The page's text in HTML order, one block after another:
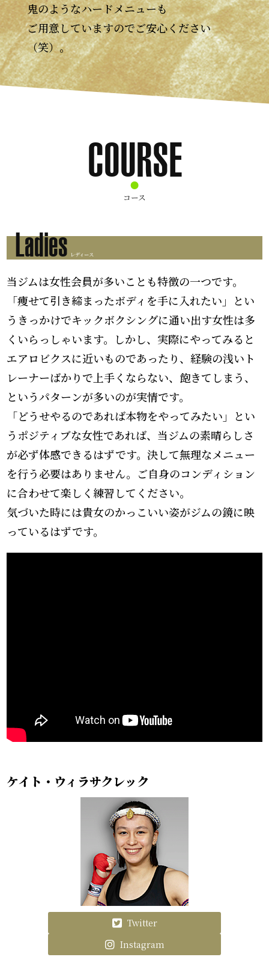
鬼のようなハードメニューも
ご用意していますのでご安心ください
（笑）。
COURSE
コース
Ladies
レディース
当ジムは女性会員が多いことも特徴の一つです。
「痩せて引き締まったボディを手に入れたい」とい
うきっかけでキックボクシングに通い出す女性は多
くいらっしゃいます。しかし、実際にやってみると
エアロビクスに近いものであったり、経験の浅いト
レーナーばかりで上手くならない、飽きてしまう、
というパターンが多いのが実情です。
「どうせやるのであれば本物をやってみたい」とい
うポジティブな女性であれば、当ジムの素晴らしさ
が必ず体感できるはずです。決して無理なメニュー
を行う必要はありません。ご自身のコンディション
に合わせて楽しく練習してください。
気づいた時には貴女のかっこいい姿がジムの鏡に映
っているはずです。
ケイト・ウィラサクレック
Twitter
Instagram